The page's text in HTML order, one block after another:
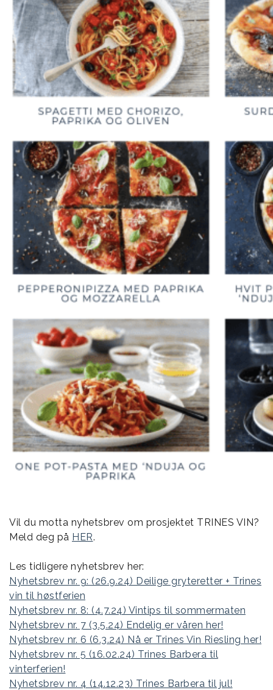
Vil du motta nyhetsbrev om prosjektet TRINES VIN?
Meld deg på HER.
Les tidligere nyhetsbrev her:
Nyhetsbrev nr. 9: (26.9.24) Deilige gryteretter + Trines
vin til høstferien
Nyhetsbrev nr. 8: (4.7.24) Vintips til sommermaten
Nyhetsbrev nr. 7 (3.5.24) Endelig er våren her!
Nyhetsbrev nr. 6 (6.3.24) Nå er Trines Vin Riesling her!
Nyhetsbrev nr. 5 (16.02.24) Trines Barbera til
vinterferien!
Nyhetsbrev nr. 4 (14.12.23) Trines Barbera til jul!